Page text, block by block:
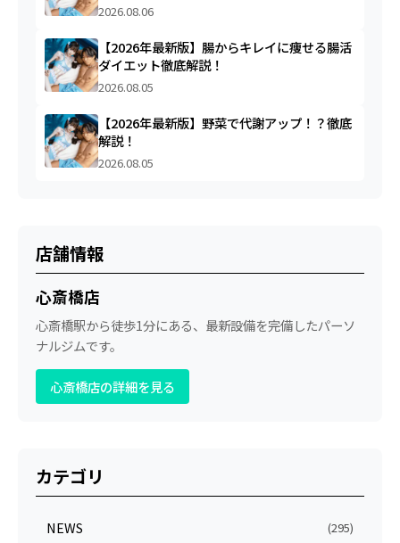
2026.08.06
【2026年最新版】腸からキレイに痩せる腸活
ダイエット徹底解説！
2026.08.05
【2026年最新版】野菜で代謝アップ！？徹底
解説！
2026.08.05
店舗情報
心斎橋店
心斎橋駅から徒歩1分にある、最新設備を完備したパーソ
ナルジムです。
心斎橋店の詳細を見る
カテゴリ
NEWS (295)